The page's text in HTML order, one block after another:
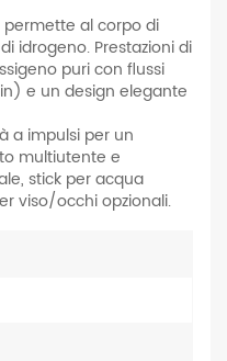
permette al corpo di
idrogeno. Prestazioni di
puri con flussi
e un design elegante
a impulsi per un
multiutente e
stick per acqua
viso/occhi opzionali.